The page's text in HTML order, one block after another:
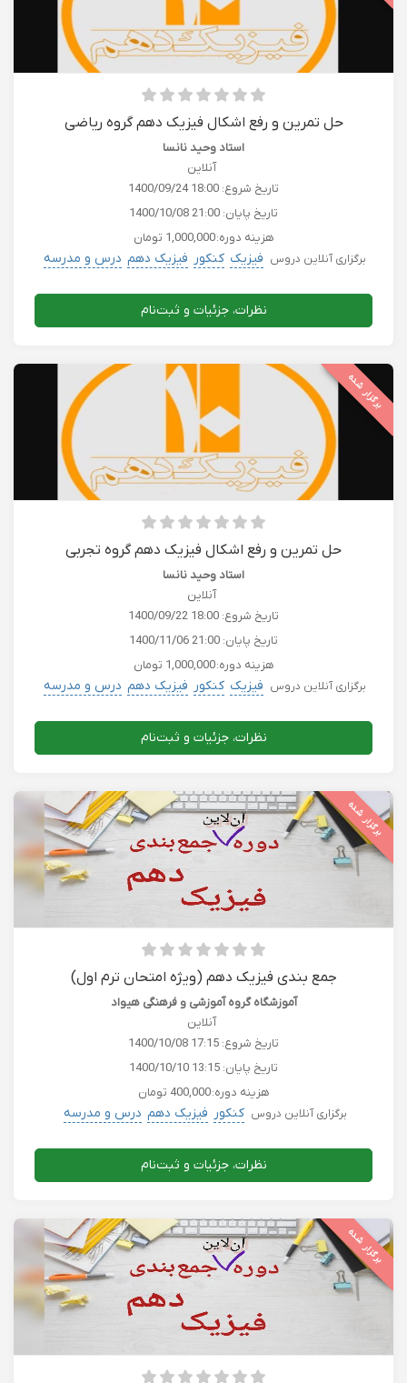
حل تمرین و رفع اشکال فیزیک دهم گروه ریاضی
استاد وحید نانسا
آنلاین
تاریخ شروع: 1400/09/24 18:00
تاریخ پایان: 1400/10/08 21:00
هزینه دوره:1,000,000 تومان
برگزاری آنلاین دروس فیزیک کنکور فیزیک دهم درس و مدرسه
نظرات، جزئیات و ثبت‌نام
برگزار شده
حل تمرین و رفع اشکال فیزیک دهم گروه تجربی
استاد وحید نانسا
آنلاین
تاریخ شروع: 1400/09/22 18:00
تاریخ پایان: 1400/11/06 21:00
هزینه دوره:1,000,000 تومان
برگزاری آنلاین دروس فیزیک کنکور فیزیک دهم درس و مدرسه
نظرات، جزئیات و ثبت‌نام
برگزار شده
جمع بندی فیزیک دهم (ویژه امتحان ترم اول)
آموزشگاه گروه آموزشی و فرهنگی هیواد
آنلاین
تاریخ شروع: 1400/10/08 17:15
تاریخ پایان: 1400/10/10 13:15
هزینه دوره:400,000 تومان
برگزاری آنلاین دروس کنکور فیزیک دهم درس و مدرسه
نظرات، جزئیات و ثبت‌نام
برگزار شده